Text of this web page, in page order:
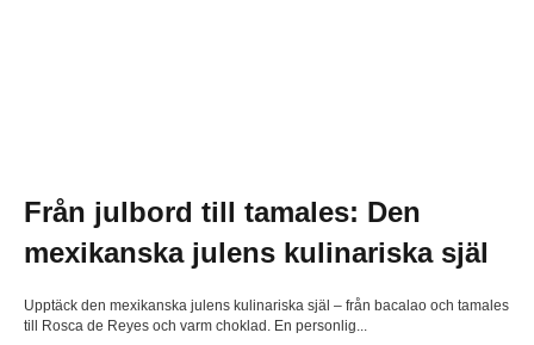
Från julbord till tamales: Den
mexikanska julens kulinariska själ
Upptäck den mexikanska julens kulinariska själ – från bacalao och tamales
till Rosca de Reyes och varm choklad. En personlig...